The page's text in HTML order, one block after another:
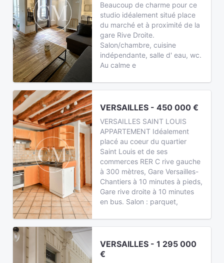
Beaucoup de charme pour ce
studio idéalement situé place
du marché et à proximité de la
gare Rive Droite.
Salon/chambre, cuisine
indépendante, salle d' eau, wc.
Au calme e
VERSAILLES - 450 000 €
VERSAILLES SAINT LOUIS
APPARTEMENT Idéalement
placé au coeur du quartier
Saint Louis et de ses
commerces RER C rive gauche
à 300 mètres, Gare Versailles-
Chantiers à 10 minutes à pieds,
Gare rive droite à 10 minutes
en bus. Salon : parquet,
VERSAILLES - 1 295 000
€